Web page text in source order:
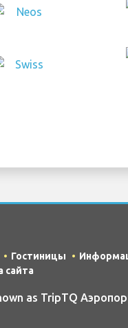
Гостиницы
сайта
as TripTQ